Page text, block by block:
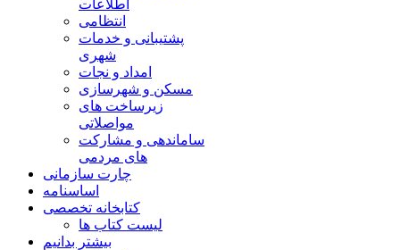
اطلاعات
انتظامی
پشتیبانی و خدمات
شهری
امداد و نجات
مسکن و شهرسازی
زیرساخت های
مواصلاتی
ساماندهی و مشارکت
های مردمی
چارت سازمانی
اساسنامه
کتابخانه تخصصی
لیست کتاب ها
بیشتر بدانیم